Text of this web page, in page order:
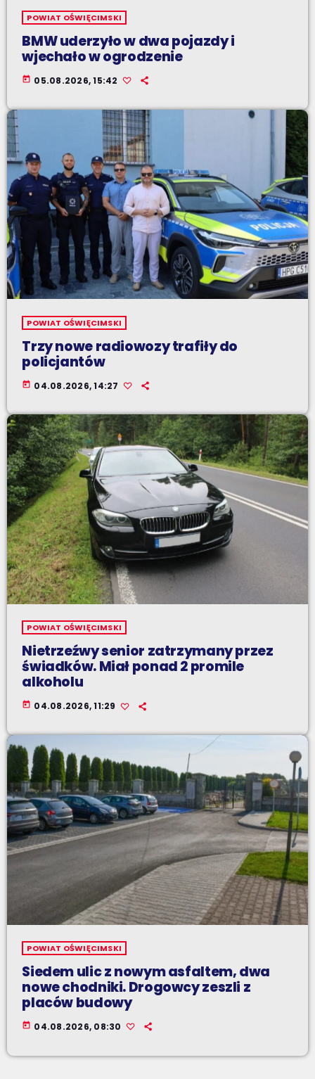
POWIAT OŚWIĘCIMSKI
BMW uderzyło w dwa pojazdy i
wjechało w ogrodzenie
today 05.08.2026, 15:42
POWIAT OŚWIĘCIMSKI
Trzy nowe radiowozy trafiły do
policjantów
today 04.08.2026, 14:27
POWIAT OŚWIĘCIMSKI
Nietrzeźwy senior zatrzymany przez
świadków. Miał ponad 2 promile
alkoholu
today 04.08.2026, 11:29
POWIAT OŚWIĘCIMSKI
Siedem ulic z nowym asfaltem, dwa
nowe chodniki. Drogowcy zeszli z
placów budowy
today 04.08.2026, 08:30